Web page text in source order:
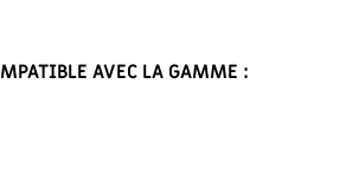
AVEC LA GAMME :